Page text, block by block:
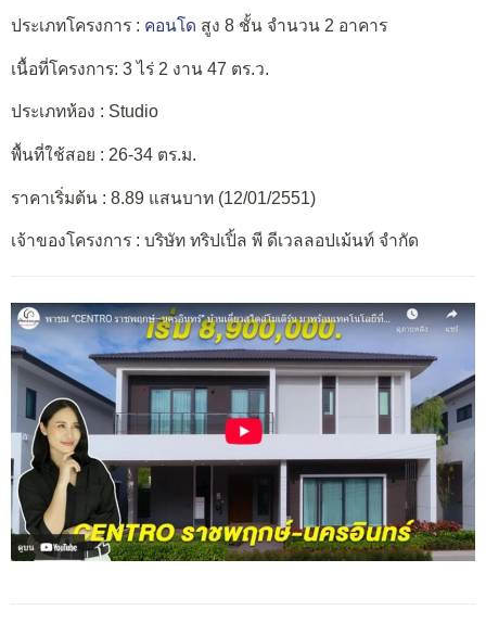
ประเภทโครงการ : คอนโด สูง 8 ชั้น จำนวน 2 อาคาร
เนื้อที่โครงการ: 3 ไร่ 2 งาน 47 ตร.ว.
ประเภทห้อง : Studio
พื้นที่ใช้สอย : 26-34 ตร.ม.
ราคาเริ่มต้น : 8.89 แสนบาท (12/01/2551)
เจ้าของโครงการ : บริษัท ทริปเปิ้ล พี ดีเวลลอปเม้นท์ จำกัด